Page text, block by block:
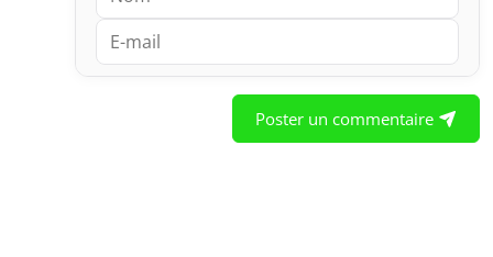
Poster un commentaire